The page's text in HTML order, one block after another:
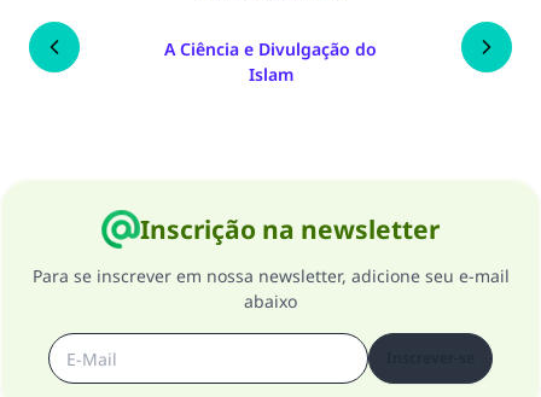
A Ciência e Divulgação do
Islam
Inscrição na newsletter
Para se inscrever em nossa newsletter, adicione seu e-mail
abaixo